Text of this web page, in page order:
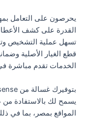
يحرصون على التعامل
القدرة على كشف
تسهل عملية التشخيص
قطع الغيار الأصلية
الخدمات تقدم مباشرة
المواقع بمصر، بما في